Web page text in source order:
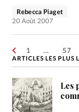
Rebecca Piaget
20 Août 2007
1 … 57
ARTICLES LES PLUS
Les